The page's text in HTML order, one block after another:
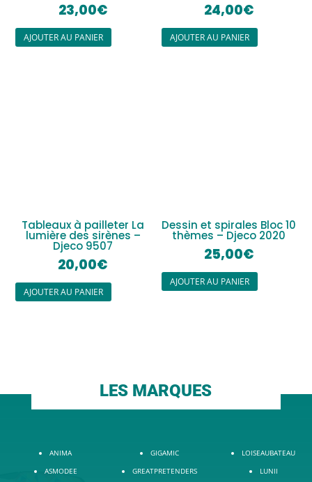
23,00€
AJOUTER AU PANIER
24,00€
AJOUTER AU PANIER
Tableaux à pailleter La
lumière des sirènes –
Djeco 9507
20,00€
AJOUTER AU PANIER
Dessin et spirales Bloc 10
thèmes – Djeco 2020
25,00€
AJOUTER AU PANIER
LES MARQUES
ANIMA
ASMODEE
GIGAMIC
GREATPRETENDERS
LOISEAUBATEAU
LUNII